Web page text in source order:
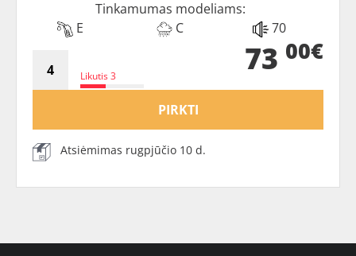
Tinkamumas modeliams:
E
C 70
Likutis 3 73 00€
PIRKTI
Atsiėmimas rugpjūčio 10 d.